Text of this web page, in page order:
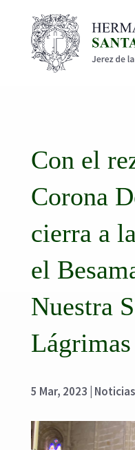
Con el
Corona
cierra a
el
Nuestra
Lágrimas
5 Mar, 2023 Noticias